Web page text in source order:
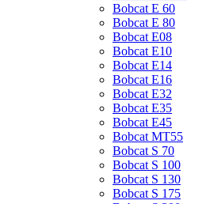
Bobcat E 60
Bobcat E 80
Bobcat E08
Bobcat E10
Bobcat E14
Bobcat E16
Bobcat E32
Bobcat E35
Bobcat E45
Bobcat MT55
Bobcat S 70
Bobcat S 100
Bobcat S 130
Bobcat S 175